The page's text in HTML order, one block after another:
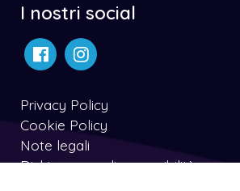
I nostri social
Privacy Policy
Cookie Policy
Note legali
Dichiarazone di accessibilità